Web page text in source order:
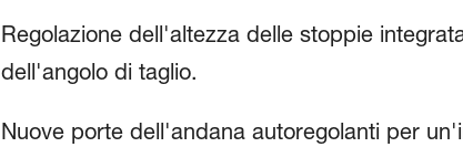
Regolazione dell'altezza delle stoppie
dell'angolo di taglio.
Nuove porte dell'andana autoregolanti per